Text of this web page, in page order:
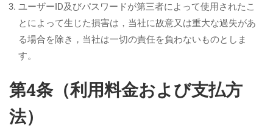
ユーザーID及びパスワードが第三者によって使用されたこ
とによって生じた損害は，当社に故意又は重大な過失があ
る場合を除き，当社は一切の責任を負わないものとしま
す。
第4条（利用料金および支払方
法）